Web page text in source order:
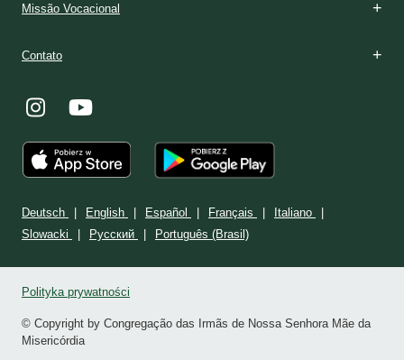
Missão Vocacional
Contato
Deutsch English Español Français
Italiano
Slowacki
Ρусский Português (Brasil)
Polityka prywatności
© Copyright by Congregação das Irmãs de Nossa Senhora Mãe da
Misericórdia